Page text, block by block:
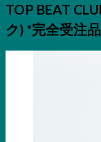
TOP BEAT
ク) *完全受注品